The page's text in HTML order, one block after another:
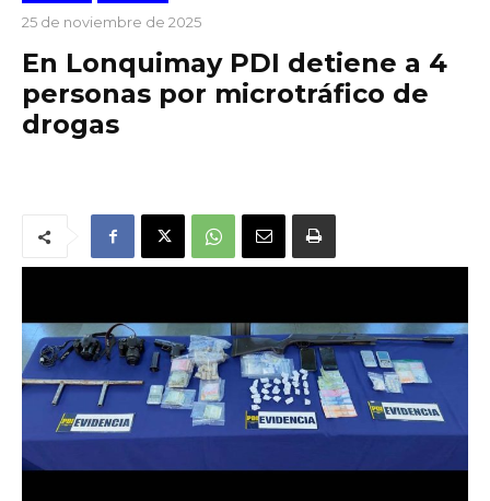
25 de noviembre de 2025
En Lonquimay PDI detiene a 4
personas por microtráfico de
drogas